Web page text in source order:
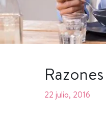
22 julio, 2016